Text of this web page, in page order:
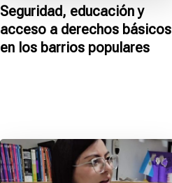
Seguridad, educación y
acceso a derechos básicos
en los barrios populares